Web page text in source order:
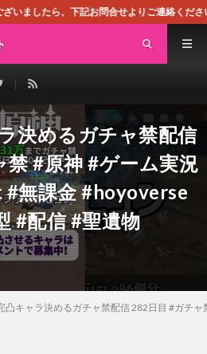
問合せよりご連絡ください。即刻対処さ
決めるガチャ禁配信
#原神 #ゲーム実況
無課金 #hoyoverse
#配信 #聖遺物
凸キャラ決めるガチャ禁配信 282日目 #ガチ